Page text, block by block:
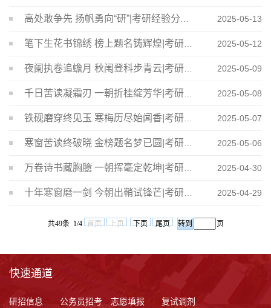
高处敢争先 扬帆勇向“研”|考研经验分享（十六） 2025-05-13
笔下生花书锦绣 榜上题名铸辉煌|考研经验分享（十五） 2025-05-12
夜阑执卷追蟾月 秋闱登科步青云|考研经验分享（十四） 2025-05-09
千日苦读凝霜刃 一朝折桂绽芳华|考研经验分享（十三） 2025-05-08
铁砚磨穿终见玉 寒梅历尽始闻香|考研经验分享（十二） 2025-05-07
寒窗苦读终破晓 金榜题名梦已圆|考研经验分享（十一） 2025-05-06
万卷诗书藏胸臆 一朝挥毫定乾坤|考研经验分享（十） 2025-04-30
十年寒窗磨一剑 今朝出鞘试锋芒|考研经验分享（九） 2025-04-29
共49条 1/4 首页 上页 下页 尾页 页
快速通道
研招信息 公务员招考 志愿填报 复试调剂